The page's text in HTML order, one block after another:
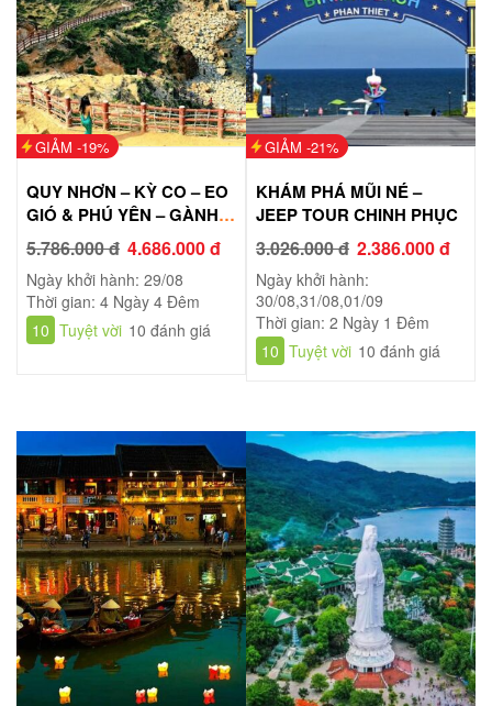
GIẢM -19%
QUY NHƠN – KỲ CO – EO
GIÓ & PHÚ YÊN – GÀNH
ĐÁ ĐĨA – THÁP NGHINH
PHONG
5.786.000 đ 4.686.000 đ
Ngày khởi hành: 29/08
Thời gian: 4 Ngày 4 Đêm
10 Tuyệt vời 10 đánh giá
GIẢM -21%
KHÁM PHÁ MŨI NÉ –
JEEP TOUR CHINH PHỤC
3.026.000 đ 2.386.000 đ
Ngày khởi hành:
30/08,31/08,01/09
Thời gian: 2 Ngày 1 Đêm
10 Tuyệt vời 10 đánh giá